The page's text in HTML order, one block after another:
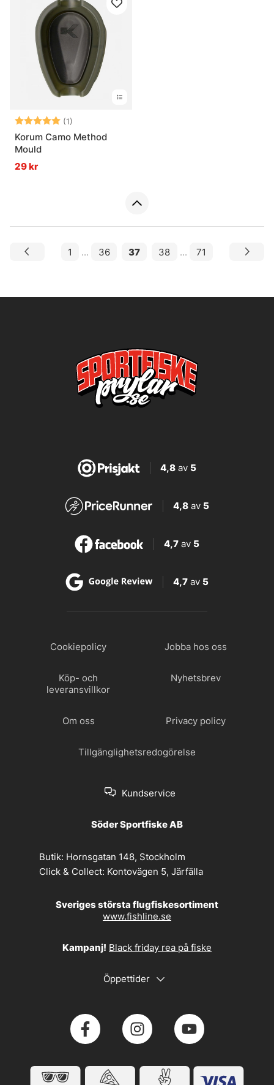
Betyg: (1)
Korum Camo Method
Mould
29 kr
1 ... 36 37 38 ... 71
4,8av 5
4,8 av 5
4,7 av 5
4,7 av 5
Cookiepolicy Jobba hos oss
Köp- och
leveransvillkor
Nyhetsbrev
Om oss Privacy policy
Tillgänglighetsredogörelse
Kundservice
Söder Sportfiske AB
Butik: Hornsgatan 148, Stockholm
Click & Collect: Kontovägen 5, Järfälla
Sveriges största flugfiskesortiment
www.fishline.se
Kampanj! Black friday rea på fiske
Öppettider